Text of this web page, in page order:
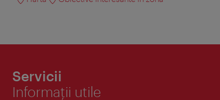
Servicii
Informaţii utile